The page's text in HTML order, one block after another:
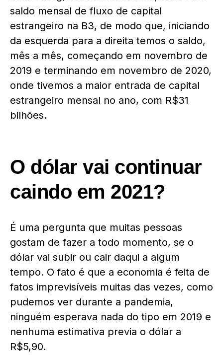
saldo mensal de fluxo de capital
estrangeiro na B3, de modo que, iniciando
da esquerda para a direita temos o saldo,
mês a mês, começando em novembro de
2019 e terminando em novembro de 2020,
onde tivemos a maior entrada de capital
estrangeiro mensal no ano, com R$31
bilhões.
O dólar vai continuar
caindo em 2021?
É uma pergunta que muitas pessoas
gostam de fazer a todo momento, se o
dólar vai subir ou cair daqui a algum
tempo. O fato é que a economia é feita de
fatos imprevisíveis muitas das vezes, como
pudemos ver durante a pandemia,
ninguém esperava nada do tipo em 2019 e
nenhuma estimativa previa o dólar a
R$5,90.